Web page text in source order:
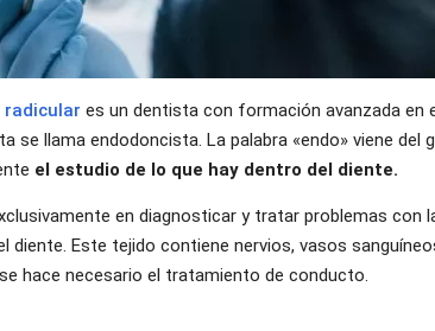
radicular es un dentista con formación avanzada en
se llama endodoncista. La palabra «endo» viene del
el estudio de lo que hay dentro del diente.
en diagnosticar y tratar problemas con
diente. Este tejido contiene nervios, vasos
hace necesario el tratamiento de conducto.